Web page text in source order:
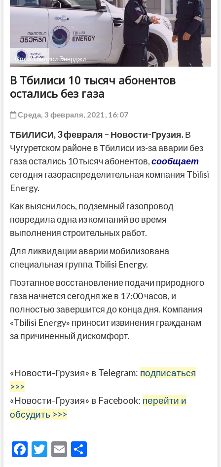
Фото: Тбилиси Энерджи
В Тбилиси 10 тысяч абонентов
остались без газа
Среда, 3 февраля, 2021, 16:07
ТБИЛИСИ,3 февраля – Новости-Грузия.В
Чугуретском районе в Тбилиси из-за аварии без
газа остались 10 тысяч абонентов,сообщает
сегодня газораспределительная компания Tbilisi
Energy.
Как выяснилось, подземный газопровод
повредила одна из компаний во время
выполнения строительных работ.
Для ликвидации аварии мобилизована
специальная группа Tbilisi Energy.
Поэтапное восстановление подачи природного
газа начнется сегодня же в 17:00 часов, и
полностью завершится до конца дня. Компания
«Tbilisi Energy» приносит извинения гражданам
за причиненный дискомфорт.
«Новости-Грузия» в Telegram: подписаться
>>>
«Новости-Грузия» в Facebook: перейти и
обсудить >>>
F T E О